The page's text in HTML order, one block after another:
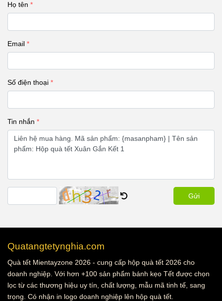
Họ tên
Email
Số điện thoại
Tin nhắn
Gửi
Quatangtetynghia.com
Quà tết Mientayzone 2026 - cung cấp hộp quà tết 2026 cho
doanh nghiệp. Với hơn +100 sản phẩm bánh kẹo Tết được chọn
lọc từ các thương hiệu uy tín, chất lượng, mẫu mã tinh tế, sang
trọng. Có nhận in logo doanh nghiệp lên hộp quà tết.